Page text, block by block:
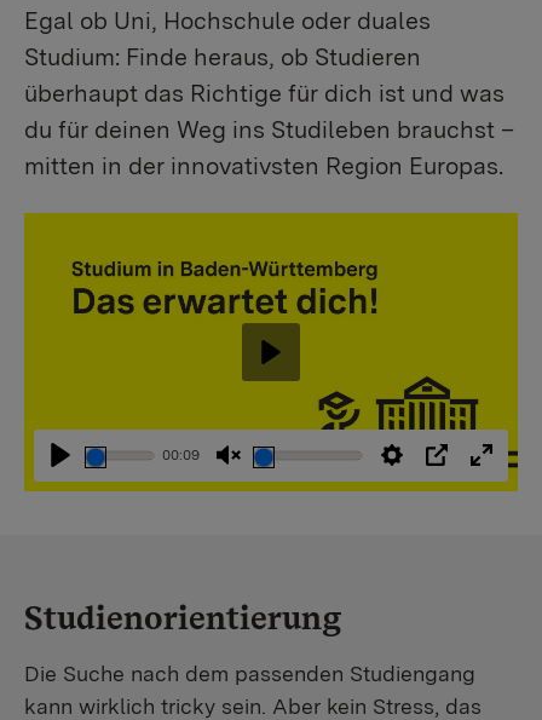
Egal ob Uni, Hochschule oder duales
Studium: Finde heraus, ob Studieren
überhaupt das Richtige für dich ist und was
du für deinen Weg ins Studileben brauchst –
mitten in der innovativsten Region Europas.
Abspielen
00:09
StummschaltungEinstellungen
PIP
Abspielen
Studienorientierung
Die Suche nach dem passenden Studiengang
kann wirklich tricky sein. Aber kein Stress, das